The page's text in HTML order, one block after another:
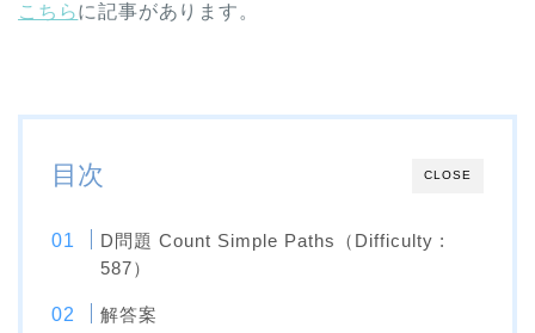
こちらに記事があります。
CLOSE
目次
D問題 Count Simple Paths（Difficulty :
587）
解答案